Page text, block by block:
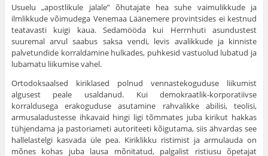
Usuelu „apostlikule jalale” õhutajate hea suhe vaimulikkude ja
ilmlikkude võimudega Venemaa Läänemere provintsides ei kestnud
teatavasti kuigi kaua. Sedamööda kui Herrnhuti asun­dustest
suuremal arvul saabus saksa vendi, levis avalikkude ja kinniste
palvetundide korraldamine hulkades, puhkesid vastu­olud lubatud ja
lubamatu liikumise vahel.
Ortodoksaalsed kiriklased polnud vennastekoguduse liiku­mist
algusest peale usaldanud. Kui demokraatlik-korporatiivse
korraldusega erakoguduse asutamine rahvalikke abilisi, teolisi,
armusaladustesse ihkavaid hingi ligi tõmmates juba kirikut hak­kas
tühjendama ja pastoriameti autoriteeti kõigutama, siis ähvardas see
hallelastelgi kasvada üle pea. Kiriklikku ristimist ja armulauda on
mõnes kohas juba lausa mõnitatud, palgalist ristiusu õpetajat